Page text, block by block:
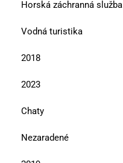
Horská záchranná služba
Vodná turistika
2018
2023
Chaty
Nezaradené